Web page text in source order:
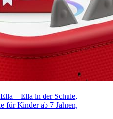
– Ella in der Schule,
für Kinder ab 7 Jahren,